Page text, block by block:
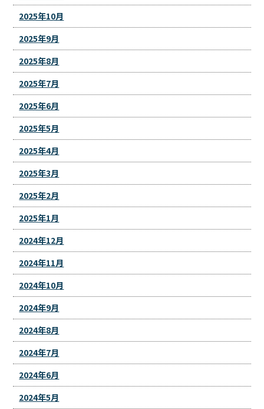
2025年10月
2025年9月
2025年8月
2025年7月
2025年6月
2025年5月
2025年4月
2025年3月
2025年2月
2025年1月
2024年12月
2024年11月
2024年10月
2024年9月
2024年8月
2024年7月
2024年6月
2024年5月